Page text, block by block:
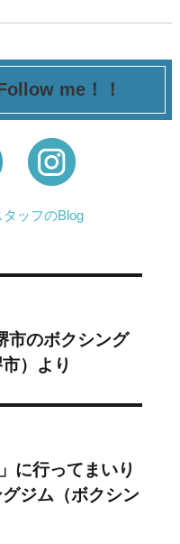
me！！
ッフのBlog
のボクシング
）より
に行ってまいり
ジム（ボクシン